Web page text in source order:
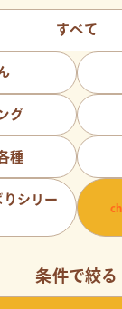
すべて
グ
種
シリー
条件で絞る